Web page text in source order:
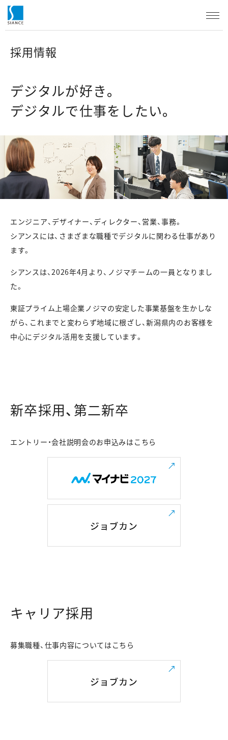
採用情報
デジタルが好き。
デジタルで仕事をしたい。
エンジニア、デザイナー、ディレクター、営業、事務。
シアンスには、さまざまな職種でデジタルに関わる仕事があり
ます。
シアンスは、2026年4月より、ノジマチームの一員となりまし
た。
東証プライム上場企業ノジマの安定した事業基盤を生かしな
がら、これまでと変わらず地域に根ざし、新潟県内のお客様を
中心にデジタル活用を支援しています。
新卒採用、第二新卒
エントリー・会社説明会のお申込みはこちら
キャリア採用
募集職種、仕事内容についてはこちら